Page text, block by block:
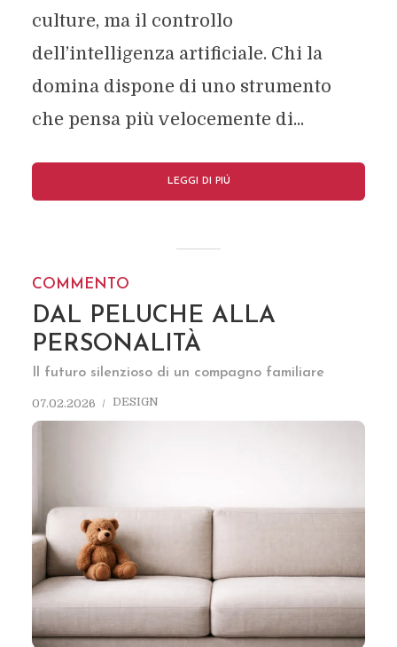
culture, ma il controllo
dell’intelligenza artificiale. Chi la
domina dispone di uno strumento
che pensa più velocemente di...
LEGGI DI PIÚ
COMMENTO
DAL PELUCHE ALLA
PERSONALITÀ
Il futuro silenzioso di un compagno familiare
07.02.2026 DESIGN